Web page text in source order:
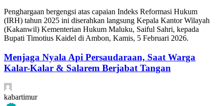
Penghargaan bergengsi atas capaian Indeks Reformasi Hukum
(IRH) tahun 2025 ini diserahkan langsung Kepala Kantor Wilayah
(Kakanwil) Kementerian Hukum Maluku, Saiful Sahri, kepada
Bupati Timotius Kaidel di Ambon, Kamis, 5 Februari 2026.
Menjaga Nyala Api Persaudaraan, Saat Warga
Kalar-Kalar & Salarem Berjabat Tangan
kabartimur